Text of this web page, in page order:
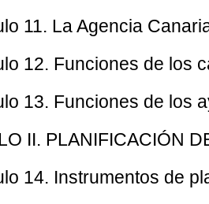
11. La Agencia
12. Funciones de los
13. Funciones de los
II. PLANIFICACIÓN
14. Instrumentos de